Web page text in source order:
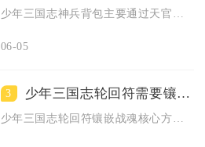
少年三国志神兵背包主要通过天官赐福、纵横八方、周年庆典等限时...
06-05
3 少年三国志轮回符需要镶嵌战魂有哪些方案